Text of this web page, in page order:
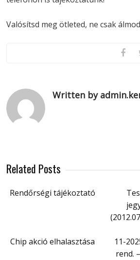
Valósítsd meg ötleted, ne csak
Written by
Related Posts
Rendőrségi tájékoztató
Chip akció elhalasztása
11-
rend.